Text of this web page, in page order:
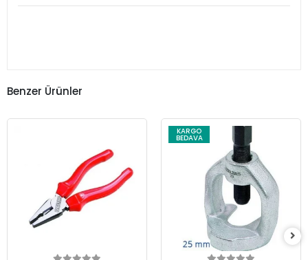
Benzer Ürünler
KARGO
BEDAVA